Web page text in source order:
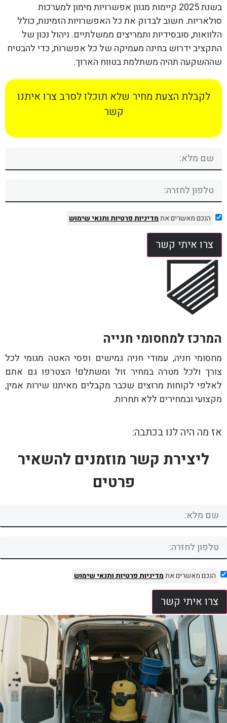
בשנת 2025 קיימות מגוון אפשרויות מימון למערכות
סולאריות. חשוב לבדוק את כל האפשרויות הזמינות, כולל
הלוואות, סובסידיות ותמריצים ממשלתיים. ניהול נכון של
התקציב ידרוש בחינה מעמיקה של כל אפשרות, כדי להבטיח
שההשקעה תהיה משתלמת בטווח הארוך.
לקבלת הצעת מחיר שלא תוכלו לסרב צרו איתנו
קשר
הנכם מאשרים אתמדיניות פרטיותותנאי שימוש
צרו איתי קשר
המרכז למחסומי חנייה
מחסומי חניה, עמודי חניה גמישים ופסי האטה מגומי לכל
צורך ולכל מטרה במחיר זול ומשתלם! הצטרפו גם אתם
לאלפי לקוחות מרוצים שכבר מקבלים מאיתנו שירות אמין,
מקצועי ובמחירים ללא תחרות.
אז מה היה לנו בכתבה:
ליצירת קשר מוזמנים להשאיר
פרטים
הנכם מאשרים אתמדיניות פרטיותותנאי שימוש
צרו איתי קשר